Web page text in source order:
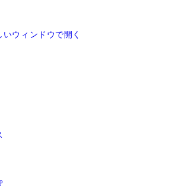
いウィンドウで開く